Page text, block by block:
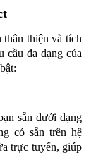
thiện và tích
cầu đa dạng của
sẵn dưới dạng
có sẵn trên hệ
trực tuyến, giúp